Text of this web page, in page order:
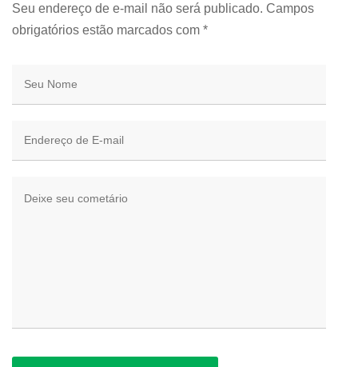
Seu endereço de e-mail não será publicado. Campos
obrigatórios estão marcados com *